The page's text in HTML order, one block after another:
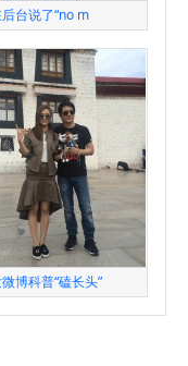
台说了“no m
博科普“磕长头”